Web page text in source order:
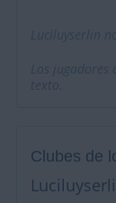
Luciluyserlin
Los jugadores
texto.
Clubes de